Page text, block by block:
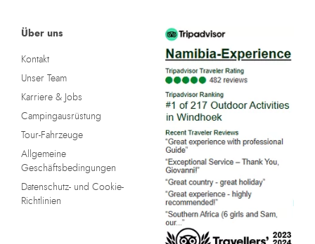
Über uns
Kontakt
Unser Team
Karriere & Jobs
Campingausrüstung
Tour-Fahrzeuge
Allgemeine
Geschäftsbedingungen
Datenschutz- und Cookie-
Richtlinien